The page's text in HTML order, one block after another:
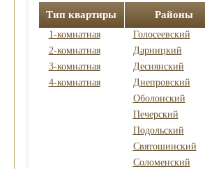
Тип квартиры Районы
1-комнатная
2-комнатная
3-комнатная
4-комнатная
Голосеевский
Дарницкий
Деснянский
Днепровский
Оболонский
Печерский
Подольский
Святошинский
Соломенский